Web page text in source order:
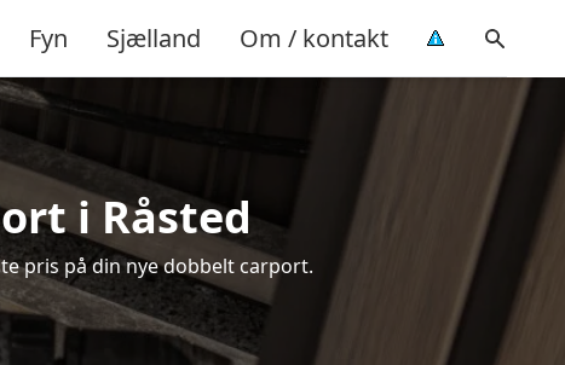
Fyn Sjælland Om / kontakt
i Råsted
pris på din nye dobbelt carport.